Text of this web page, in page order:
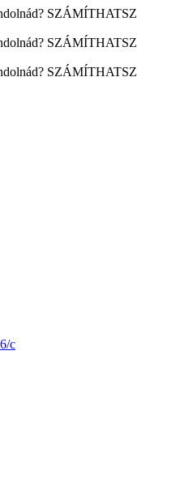
SZÁMÍTHATSZ
SZÁMÍTHATSZ
SZÁMÍTHATSZ
c